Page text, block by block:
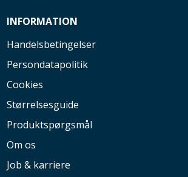
INFORMATION
Handelsbetingelser
Persondatapolitik
Cookies
Størrelsesguide
Produktspørgsmål
Om os
Job & karriere